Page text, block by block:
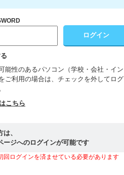
能性のあるパソコン（学校・会社・イン
ご利用の場合は、チェックを外してログ
こちら
、
ージへのログインが可能です
ログインを済ませている必要があります